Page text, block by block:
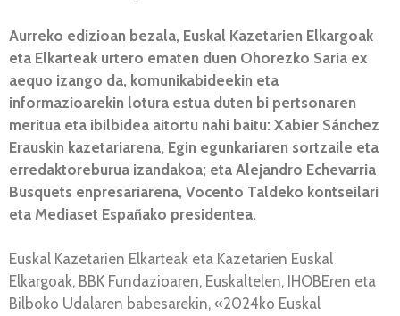
Aurreko edizioan bezala, Euskal Kazetarien Elkargoak
eta Elkarteak urtero ematen duen Ohorezko Saria ex
aequo izango da, komunikabideekin eta
informazioarekin lotura estua duten bi pertsonaren
meritua eta ibilbidea aitortu nahi baitu: Xabier Sánchez
Erauskin kazetariarena, Egin egunkariaren sortzaile eta
erredaktoreburua izandakoa; eta Alejandro Echevarria
Busquets enpresariarena, Vocento Taldeko kontseilari
eta Mediaset Españako presidentea.
Euskal Kazetarien Elkarteak eta Kazetarien Euskal
Elkargoak, BBK Fundazioaren, Euskaltelen, IHOBEren eta
Bilboko Udalaren babesarekin, «2024ko Euskal